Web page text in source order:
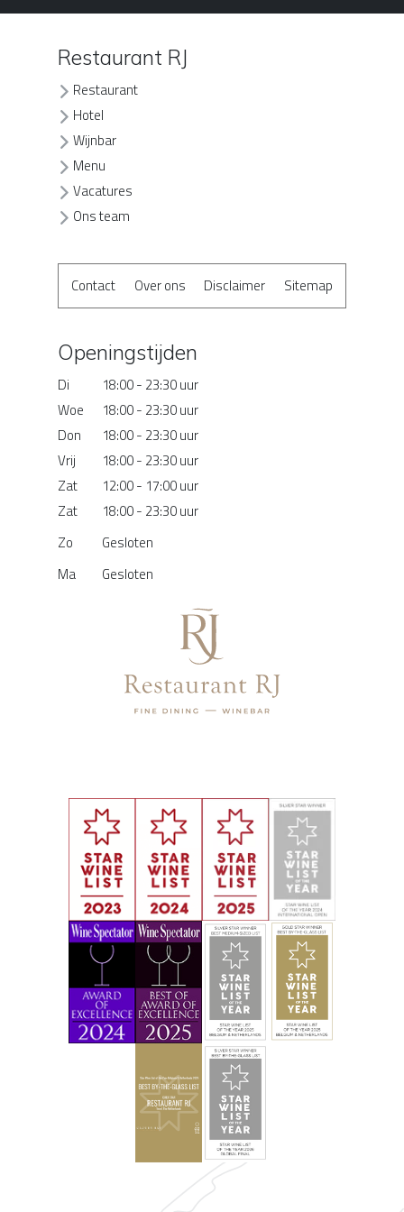
Restaurant RJ
Restaurant
Hotel
Wijnbar
Menu
Vacatures
Ons team
Openingstijden
Di
18:00 - 23:30 uur
Woe
18:00 - 23:30 uur
Don
18:00 - 23:30 uur
Vrij
18:00 - 23:30 uur
Zat
12:00 - 17:00 uur
Zat
18:00 - 23:30 uur
Zo
Gesloten
Ma
Gesloten
Contact Over ons Disclaimer Sitemap